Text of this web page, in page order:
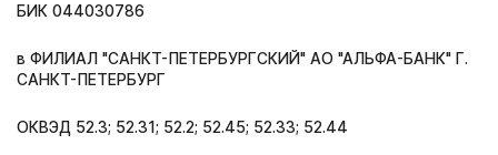
БИК 044030786
в ФИЛИАЛ "САНКТ-ПЕТЕРБУРГСКИЙ" АО "АЛЬФА-БАНК" Г.
САНКТ-ПЕТЕРБУРГ
ОКВЭД 52.3; 52.31; 52.2; 52.45; 52.33; 52.44